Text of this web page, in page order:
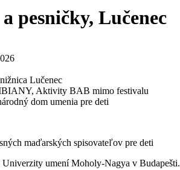
pesničky, Lučenec
Lučenec
Aktivity BAB mimo festivalu
dom umenia pre deti
maďarských spisovateľov pre deti
umení Moholy-Nagya v Budapešti.